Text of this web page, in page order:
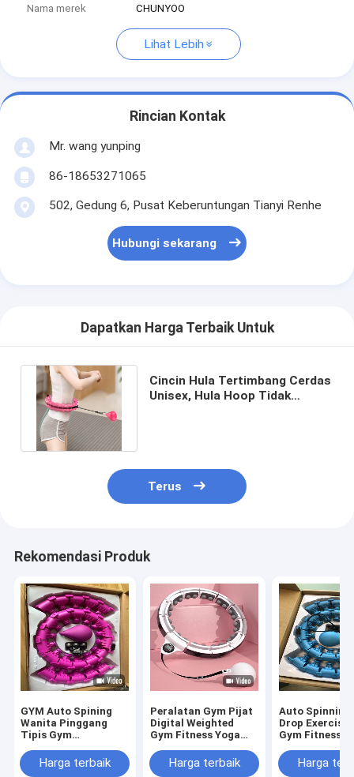
Nama merek CHUNYOO
Lihat Lebih
Rincian Kontak
Mr. wang yunping
86-18653271065
502, Gedung 6, Pusat Keberuntungan Tianyi Renhe
Hubungi sekarang
Dapatkan Harga Terbaik Untuk
Cincin Hula Tertimbang Cerdas
Unisex, Hula Hoop Tidak
Terus
Rekomendasi Produk
GYM Auto Spining
Wanita Pinggang
Tipis Gym
Fitness Hoops
Harga terbaik
Peralatan Gym Pijat
Digital Weighted
Gym Fitness Yoga
Harga terbaik
Auto Spinning
Drop Exercise
Gym Fitness
Harga